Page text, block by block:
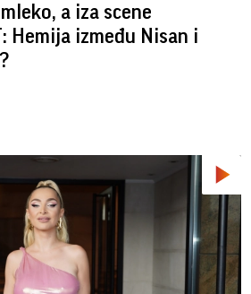
a iza scene
Hemija između Nisan i